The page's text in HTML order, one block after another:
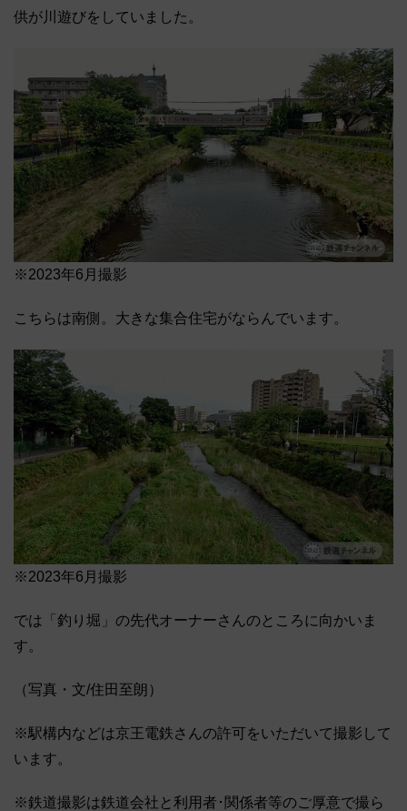
供が川遊びをしていました。
※2023年6月撮影
こちらは南側。大きな集合住宅がならんでいます。
※2023年6月撮影
では「釣り堀」の先代オーナーさんのところに向かいま
す。
（写真・文/住田至朗）
※駅構内などは京王電鉄さんの許可をいただいて撮影して
います。
※鉄道撮影は鉄道会社と利用者･関係者等のご厚意で撮ら